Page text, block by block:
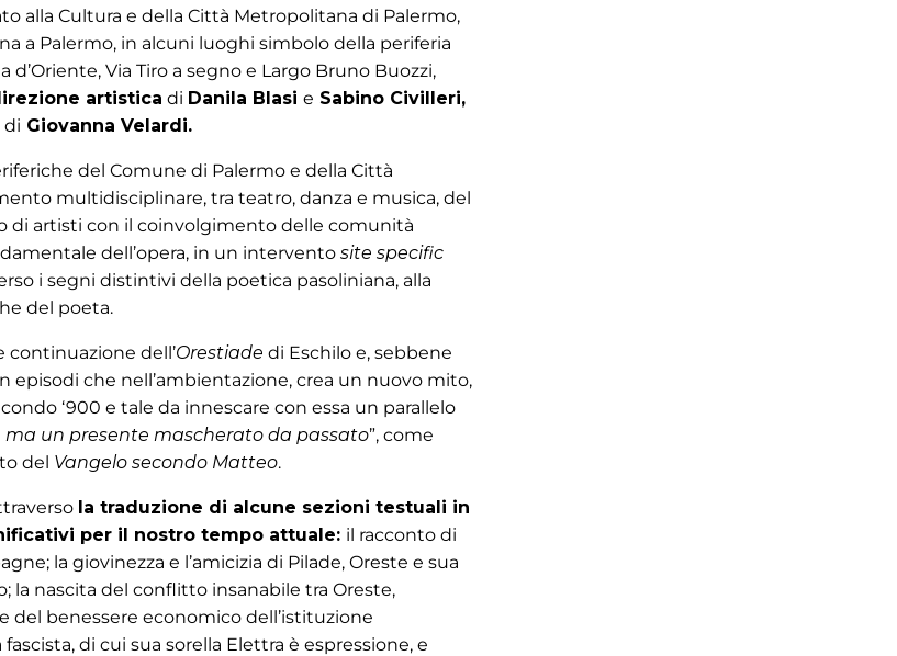
alla Cultura e della Città Metropolitana di Palermo,
a Palermo, in alcuni luoghi simbolo della periferia
Via Tiro a segno e Largo Bruno Buozzi,
artistica di Danila Blasi e Sabino Civilleri,
di Giovanna Velardi.
del Comune di Palermo e della Città
multidisciplinare, tra teatro, danza e musica, del
di artisti con il coinvolgimento delle comunità
dell’opera, in un intervento site specific
i segni distintivi della poetica pasoliniana, alla
del poeta.
continuazione dell’Orestiade di Eschilo e, sebbene
episodi che nell’ambientazione, crea un nuovo mito,
‘900 e tale da innescare con essa un parallelo
un presente mascherato da passato”, come
del Vangelo secondo Matteo.
la traduzione di alcune sezioni testuali in
per il nostro tempo attuale: il racconto di
la giovinezza e l’amicizia di Pilade, Oreste e sua
la nascita del conflitto insanabile tra Oreste,
del benessere economico dell’istituzione
di cui sua sorella Elettra è espressione, e